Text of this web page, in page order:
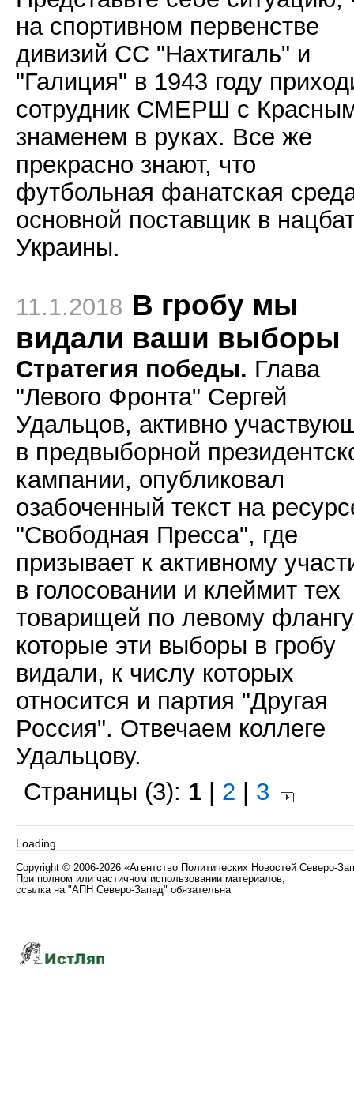
на спортивном первенстве
дивизий СС "Нахтигаль" и
"Галиция" в 1943 году
сотрудник СМЕРШ с
знаменем в руках. Все же
прекрасно знают, что
футбольная фанатская
основной поставщик в
Украины.
11.1.2018 В гробу мы
видали ваши выборы
Стратегия победы. Глава
"Левого Фронта" Сергей
Удальцов, активно
в предвыборной
кампании, опубликовал
озабоченный текст на
"Свободная Пресса", где
призывает к активному
в голосовании и клеймит тех
товарищей по левому
которые эти выборы в гробу
видали, к числу которых
относится и партия "Другая
Россия". Отвечаем коллеге
Удальцову.
Страницы (3): 1 2 3
Loading...
Copyright © 2006-2026 «Агентство Политических Новостей Северо-
При полном или частичном использовании материалов,
ссылка на "АПН Северо-Запад" обязательна